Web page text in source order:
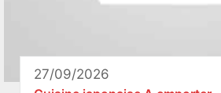
27/09/2026